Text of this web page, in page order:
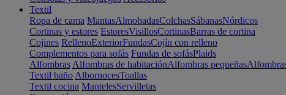
Textil
Ropa de cama MantasAlmohadasColchasSábanasNórdicos
Cortinas y estores EstoresVisillosCortinasBarras de cortina
Cojines RellenoExteriorFundasCojín con relleno
Complementos para sofás Fundas de sofásPlaids
Alfombras Alfombras de habitaciónAlfombras pequeñas
Textil baño AlbornocesToallas
Textil cocina MantelesServilletas